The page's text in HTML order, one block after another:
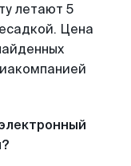
летают 5
Цена